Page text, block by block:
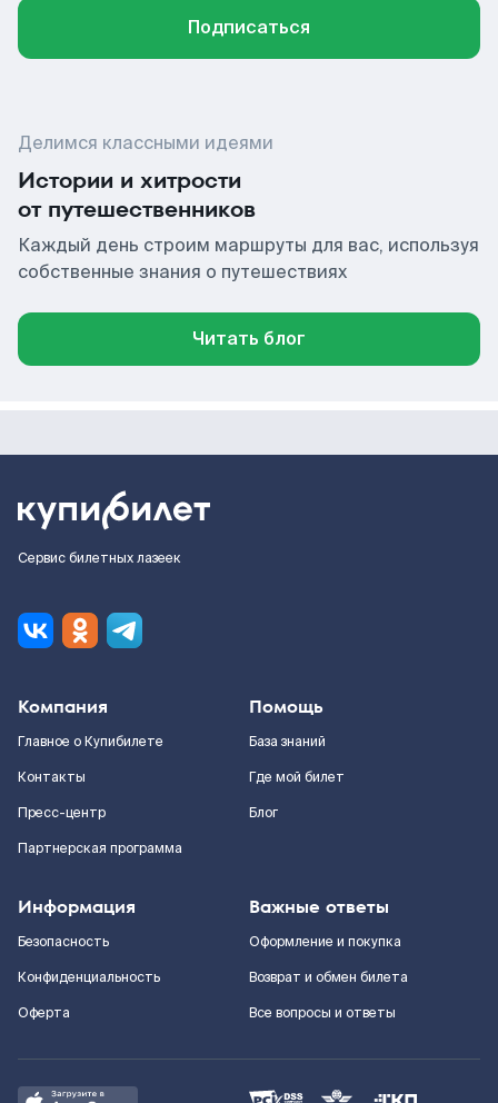
Подписаться
Делимся классными идеями
Истории и хитрости
от путешественников
Каждый день строим маршруты для вас, используя
собственные знания о путешествиях
Читать блог
Сервис билетных лазеек
Компания
Главное о Купибилете
Контакты
Пресс-центр
Партнерская программа
Помощь
База знаний
Где мой билет
Блог
Информация
Безопасность
Конфиденциальность
Оферта
Важные ответы
Оформление и покупка
Возврат и обмен билета
Все вопросы и ответы